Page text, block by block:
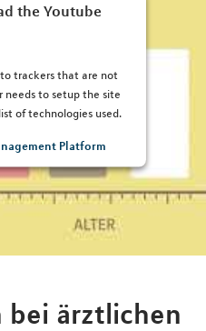
the Youtube
trackers that are not
needs to setup the site
of technologies used.
Platform
bei ärztlichen